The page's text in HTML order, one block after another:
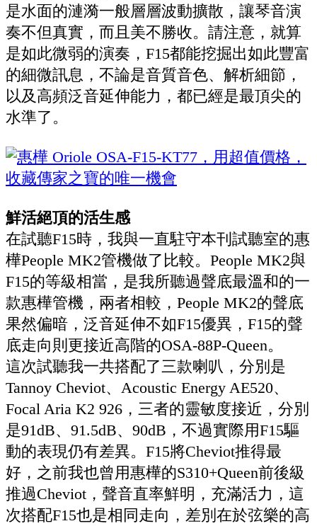
是水面的漣漪一般層層波動擴散，讓琴音演
奏不但真實，而且美不勝收。請注意，就算
是如此微弱的演奏，F15都能挖掘出如此豐富
的細微訊息，不論是音質音色、解析細節，
以及高頻泛音延伸能力，都已經是最頂尖的
水準了。
鮮活絕頂的活生感
在試聽F15時，我與一直駐守本刊試聽室的惠
樺People MK2管機做了比較。People MK2與
F15的等級相當，是我所聽過聲底最溫和的一
款惠樺管機，兩者相較，People MK2的聲底
果然偏暗，泛音延伸不如F15優異，F15的聲
底走向則更接近高階的OSA-88P-Queen。
這次試聽我一共搭配了三款喇叭，分別是
Tannoy Cheviot、Acoustic Energy AE520、
Focal Aria K2 926，三者的靈敏度接近，分別
是91dB、91.5dB、90dB，不過實際用F15驅
動的表現仍有差異。F15將Cheviot推得最
好，之前我也曾用惠樺的S310+Queen前後級
推過Cheviot，聲音直率鮮明，充滿活力，這
次搭配F15也是相同走向，差別在於弦樂的高